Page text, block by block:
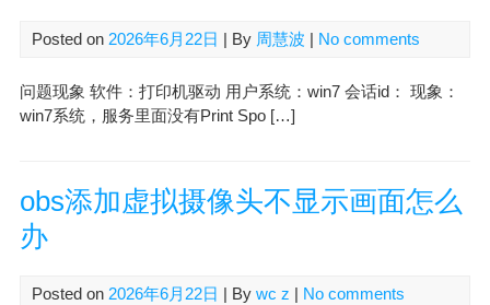
Posted on 2026年6月22日 | By 周慧波 No comments
问题现象 软件：打印机驱动 用户系统：win7 会话id： 现象：
win7系统，服务里面没有Print Spo […]
obs添加虚拟摄像头不显示画面怎么
办
Posted on 2026年6月22日 | By wc z No comments